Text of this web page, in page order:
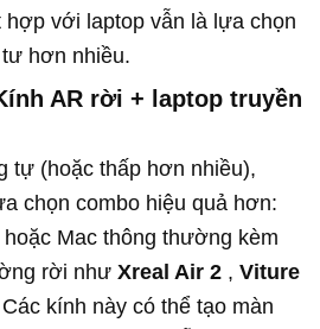
hợp với laptop vẫn là lựa chọn
hơn nhiều.
AR rời + laptop truyền
tự (hoặc thấp hơn nhiều),
chọn combo hiệu quả hơn:
Mac thông thường kèm
rời như Xreal Air 2 , Viture
kính này có thể tạo màn